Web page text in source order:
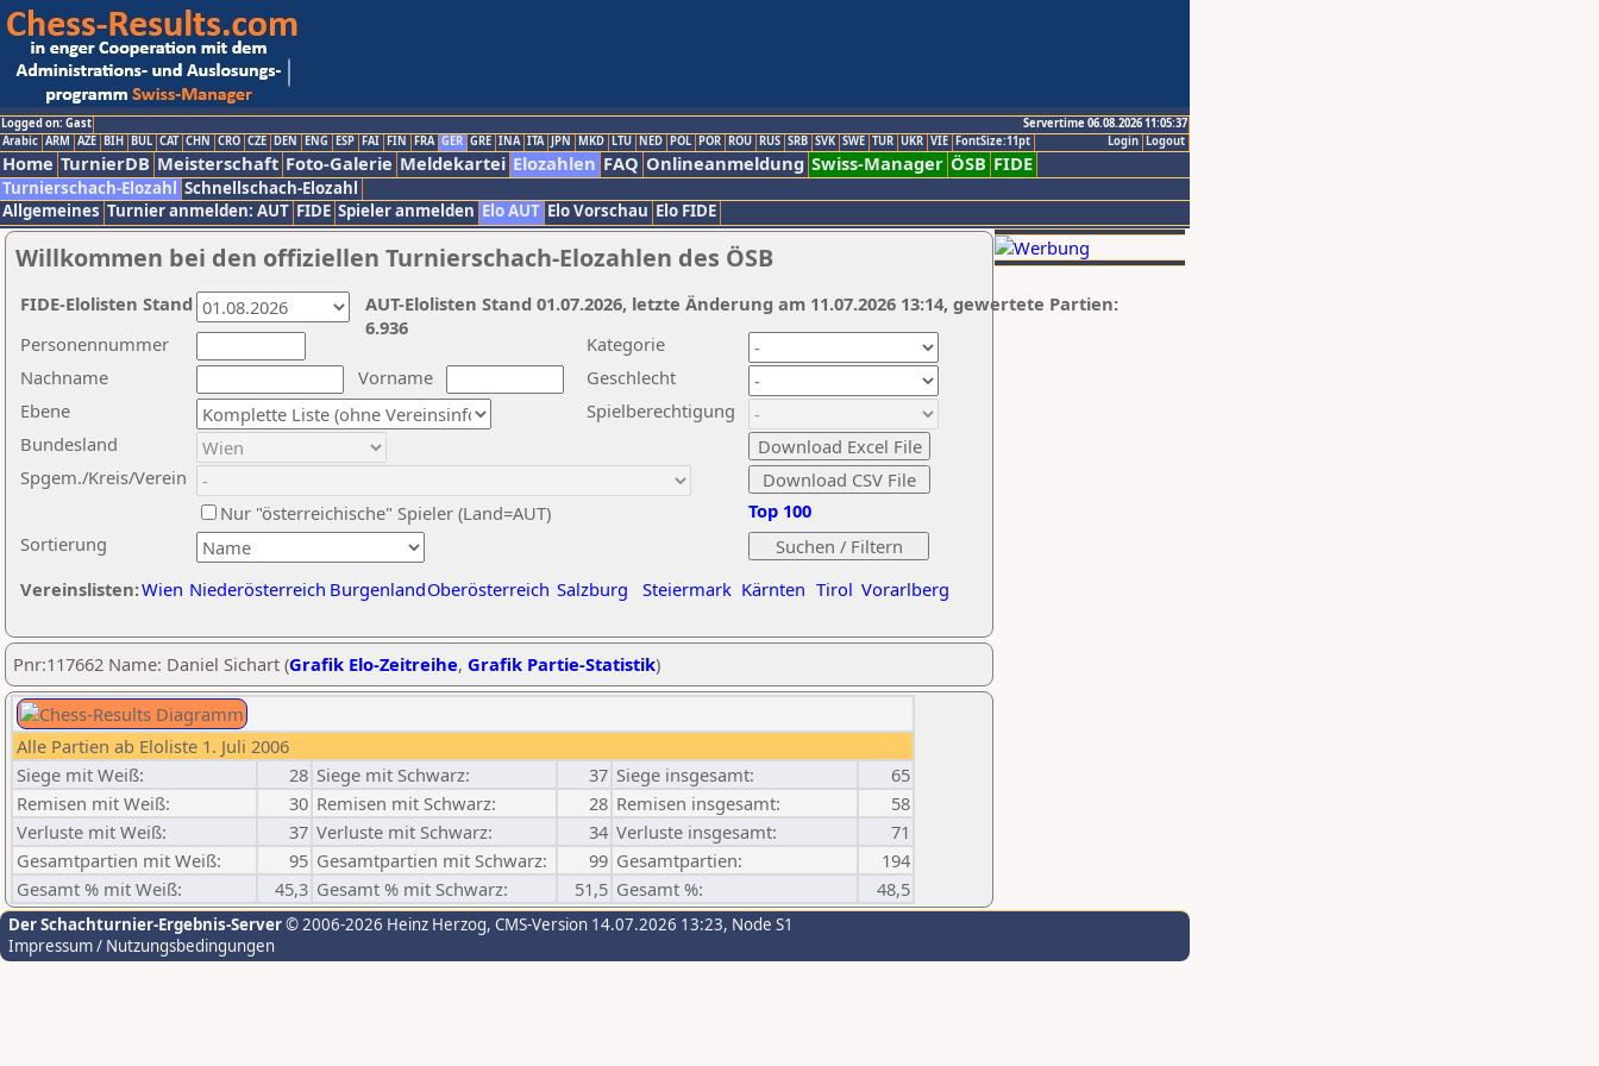
Logged on: Gast
Servertime 06.08.2026 11:05:37
Logout
Login
Arabic ARM AZE BIH BUL CAT CHN CRO CZE DEN ENG ESP FAI FIN FRA GER GRE INA ITA JPN MKD LTU NED POL POR ROU RUS SRB SVK SWE TUR UKR VIE FontSize:11pt
Home TurnierDB Meisterschaft Foto-Galerie Meldekartei Elozahlen FAQ Onlineanmeldung Swiss-Manager ÖSB FIDE
Turnierschach-Elozahl Schnellschach-Elozahl
Allgemeines Turnier anmelden: AUT FIDE Spieler anmelden Elo AUT Elo Vorschau Elo FIDE
Willkommen bei den offiziellen Turnierschach-Elozahlen des ÖSB
Nachname
Vorname
Ebene
Kategorie
Sortierung
Personennummer
Bundesland
Spgem./Kreis/Verein
Geschlecht
Nur "österreichische" Spieler (Land=AUT)
Spielberechtigung
Vereinslisten:Wien Niederösterreich BurgenlandOberösterreich Salzburg Steiermark Kärnten Tirol Vorarlberg
Top 100
AUT-Elolisten Stand 01.07.2026, letzte Änderung am 11.07.2026 13:14, gewertete Partien:
6.936
FIDE-Elolisten Stand
Pnr:117662 Name: Daniel Sichart (Grafik Elo-Zeitreihe, Grafik Partie-Statistik)
Alle Partien ab Eloliste 1. Juli 2006
Siege mit Weiß:
28 Siege mit Schwarz: 37 Siege insgesamt:
65
Remisen mit Weiß:
30 Remisen mit Schwarz: 28 Remisen insgesamt:
58
Verluste mit Weiß:
37 Verluste mit Schwarz: 34 Verluste insgesamt:
71
Gesamtpartien mit Weiß:
95 Gesamtpartien mit Schwarz: 99 Gesamtpartien:
194
Gesamt % mit Weiß:
45,3 Gesamt % mit Schwarz: 51,5 Gesamt %: 48,5
Der Schachturnier-Ergebnis-Server© 2006-2026 Heinz Herzog, CMS-Version 14.07.2026 13:23, Node S1
Impressum / Nutzungsbedingungen